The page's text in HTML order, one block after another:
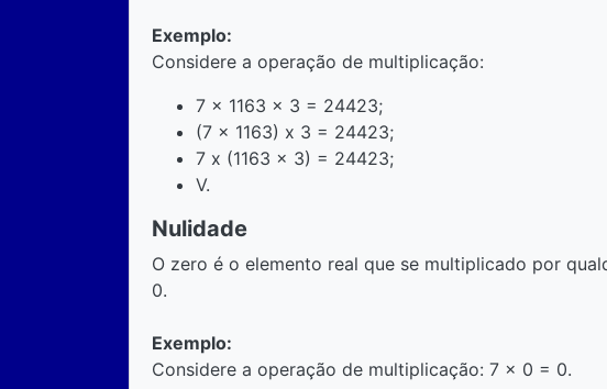
Exemplo:
Considere a operação de multiplicação:
7 x 1163 x 3 = 24423;
(7 x 1163) x 3 = 24423;
7 x (1163 x 3) = 24423;
V.
Nulidade
O zero é o elemento real que se multiplicado por
0.
Exemplo:
Considere a operação de multiplicação: 7 x 0 = 0.